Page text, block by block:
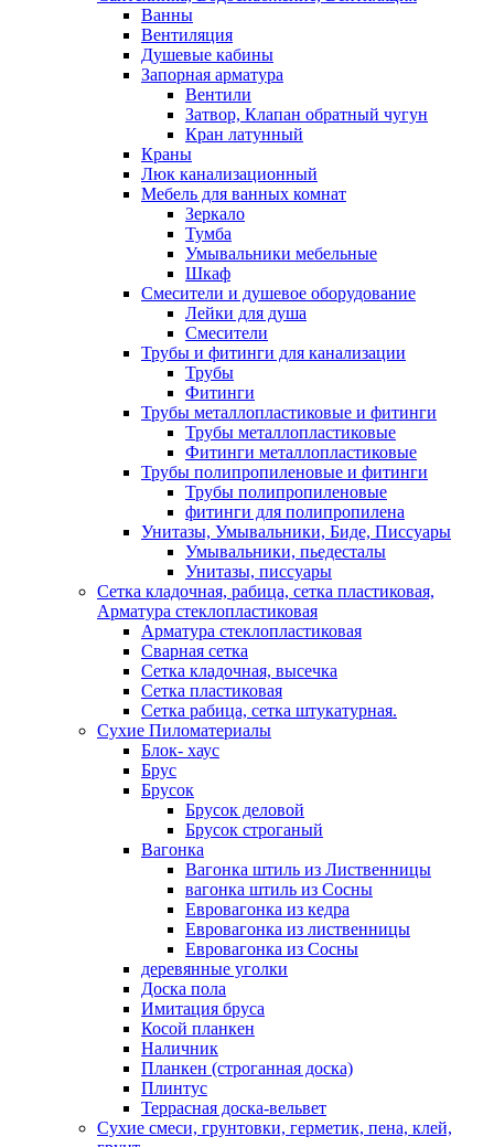
Ванны
Вентиляция
Душевые кабины
Запорная арматура
Вентили
Затвор, Клапан обратный чугун
Кран латунный
Краны
Люк канализационный
Мебель для ванных комнат
Зеркало
Тумба
Умывальники мебельные
Шкаф
Смесители и душевое оборудование
Лейки для душа
Смесители
Трубы и фитинги для канализации
Трубы
Фитинги
Трубы металлопластиковые и фитинги
Трубы металлопластиковые
Фитинги металлопластиковые
Трубы полипропиленовые и фитинги
Трубы полипропиленовые
фитинги для полипропилена
Унитазы, Умывальники, Биде, Писсуары
Умывальники, пьедесталы
Унитазы, писсуары
Сетка кладочная, рабица, сетка пластиковая,
Арматура стеклопластиковая
Арматура стеклопластиковая
Сварная сетка
Сетка кладочная, высечка
Сетка пластиковая
Сетка рабица, сетка штукатурная.
Сухие Пиломатериалы
Блок- хаус
Брус
Брусок
Брусок деловой
Брусок строганый
Вагонка
Вагонка штиль из Лиственницы
вагонка штиль из Сосны
Евровагонка из кедра
Евровагонка из лиственницы
Евровагонка из Сосны
деревянные уголки
Доска пола
Имитация бруса
Косой планкен
Наличник
Планкен (строганная доска)
Плинтус
Террасная доска-вельвет
Сухие смеси, грунтовки, герметик, пена, клей,